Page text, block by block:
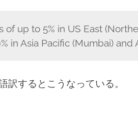
of up to 5% in US East
in Asia Pacific (Mumbai) and
訳するとこうなっている。